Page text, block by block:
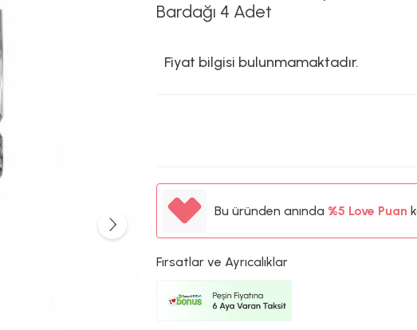
Bardağı 4 Adet
Fiyat bilgisi bulunmamaktadır.
Bu üründen anında %5 Love Puan
Fırsatlar ve Ayrıcalıklar